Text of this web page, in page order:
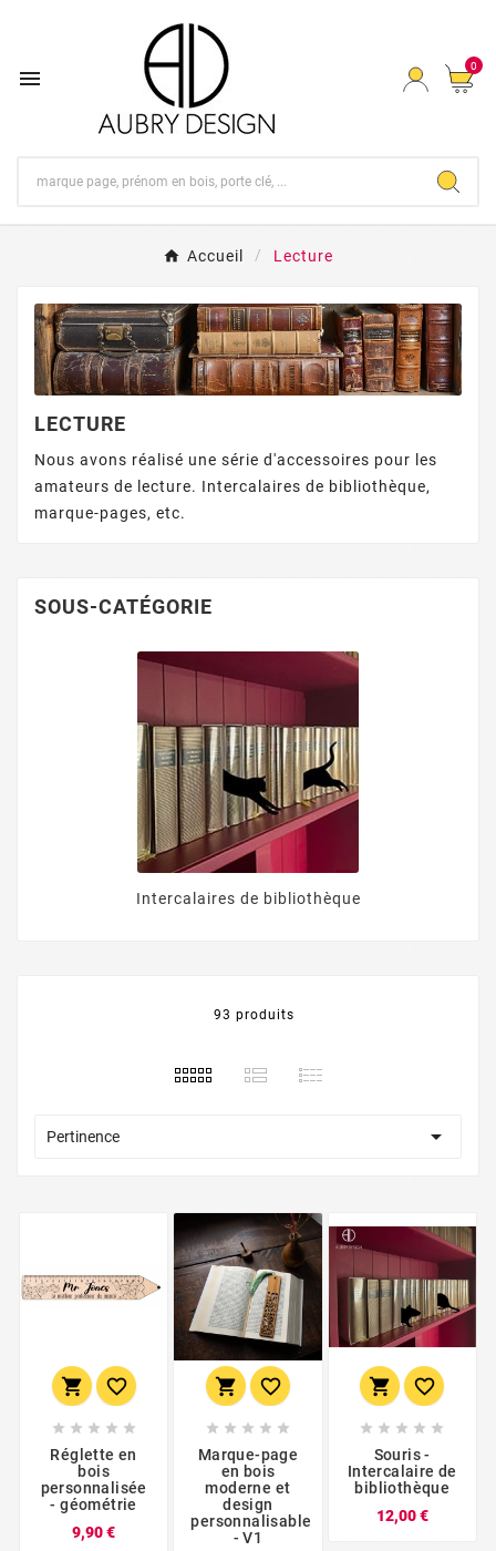
 0
Accueil Lecture
LECTURE
Nous avons réalisé une série d'accessoires pour les
amateurs de lecture. Intercalaires de bibliothèque,
marque-pages, etc.
SOUS-CATÉGORIE
Intercalaires de bibliothèque
93 produits
Pertinence 
 
    
Réglette en
bois
personnalisée
- géométrie
9,90 €Prix
 
    
Marque-page
en bois
moderne et
design
personnalisable
- V1
 
    
Souris -
Intercalaire de
bibliothèque
12,00 €Prix